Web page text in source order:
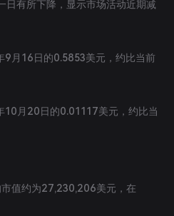
有所下降，显示市场活动近期减
9月16日的0.5853美元，约比当前
10月20日的0.01117美元，约比当
值约为27,230,206美元，在